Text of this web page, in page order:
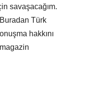
savaşacağım.
Türk
hakkını